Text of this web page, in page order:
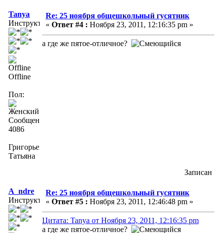
Tanya
Инструктор
Offline
Пол:
Сообщений:
4086
Григорьева
Татьяна
Re: 25 ноября общешкольный гусятник
« Ответ #4 : Ноября 23, 2011, 12:16:35 pm »
а где же пятое-отличное?
Записан
A_ndre
Инструктор
Re: 25 ноября общешкольный гусятник
« Ответ #5 : Ноября 23, 2011, 12:46:48 pm »
Цитата: Tanya от Ноября 23, 2011, 12:16:35 pm
а где же пятое-отличное?